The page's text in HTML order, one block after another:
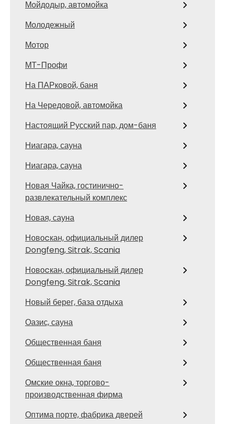
Мойдодыр, автомойка
Молодежный
Мотор
МТ-Профи
На ПАРковой, баня
На Чередовой, автомойка
Настоящий Русский пар, дом-баня
Ниагара, сауна
Ниагара, сауна
Новая Чайка, гостинично-
развлекательный комплекс
Новая, сауна
Новоcкан, официальный дилер
Dongfeng, Sitrak, Scania
Новоcкан, официальный дилер
Dongfeng, Sitrak, Scania
Новый берег, база отдыха
Оазис, сауна
Общественная баня
Общественная баня
Омские окна, торгово-
производственная фирма
Оптима порте, фабрика дверей